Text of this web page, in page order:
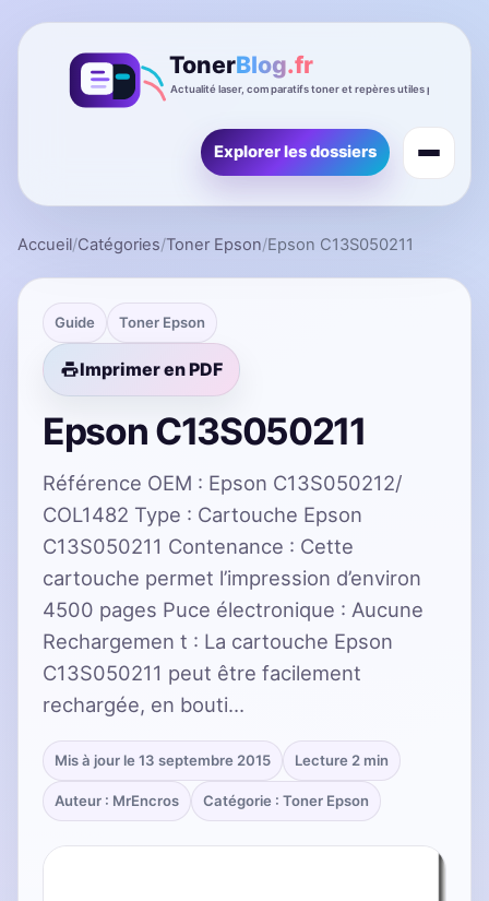
Explorer les dossiers
Accueil/Catégories/Toner Epson/Epson C13S050211
Guide Toner Epson
Imprimer en PDF
Epson C13S050211
Référence OEM : Epson C13S050212/
COL1482 Type : Cartouche Epson
C13S050211 Contenance : Cette
cartouche permet l’impression d’environ
4500 pages Puce électronique : Aucune
Rechargemen t : La cartouche Epson
C13S050211 peut être facilement
rechargée, en bouti…
Mis à jour le 13 septembre 2015 Lecture 2 min
Auteur : MrEncros Catégorie : Toner Epson